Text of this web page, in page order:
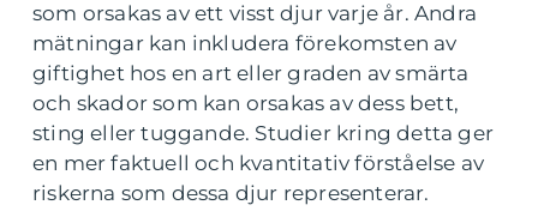
som orsakas av ett visst djur varje år. Andra
mätningar kan inkludera förekomsten av
giftighet hos en art eller graden av smärta
och skador som kan orsakas av dess bett,
sting eller tuggande. Studier kring detta ger
en mer faktuell och kvantitativ förståelse av
riskerna som dessa djur representerar.